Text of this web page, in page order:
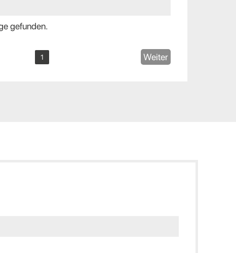
gefunden.
1 Weiter